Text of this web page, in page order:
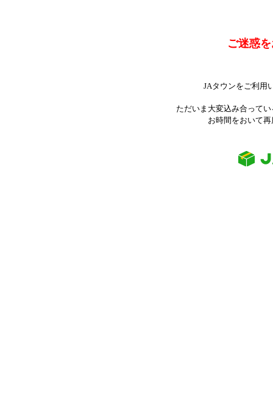
ご迷惑
JAタウンをご利用
ただいま大変込み合って
お時間をおいて